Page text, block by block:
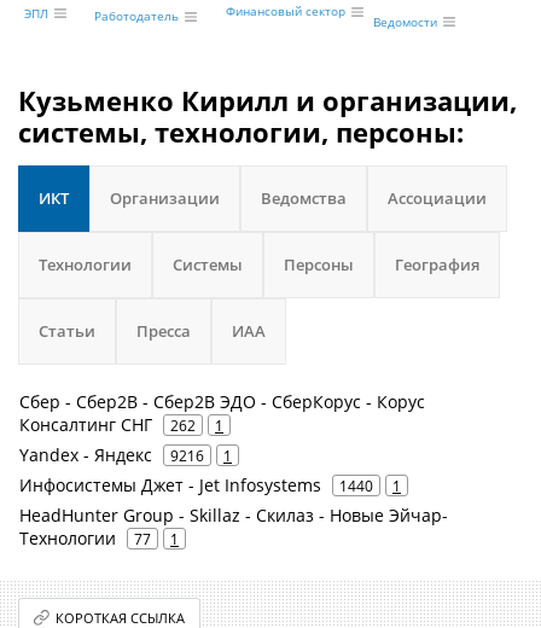
ЭПЛ Работодатель Финансовый сектор
Ведомости
Кузьменко Кирилл и организации,
системы, технологии, персоны:
ИКТ Организации Ведомства Ассоциации
Технологии Системы Персоны География
Статьи Пресса ИАА
Сбер - Сбер2В - Cбер2B ЭДО - СберКорус - Корус
Консалтинг СНГ
262 1
Yandex - Яндекс 9216 1
Инфосистемы Джет - Jet Infosystems 1440 1
HeadHunter Group - Skillaz - Скилаз - Новые Эйчар-
Технологии
77 1
КОРОТКАЯ ССЫЛКА